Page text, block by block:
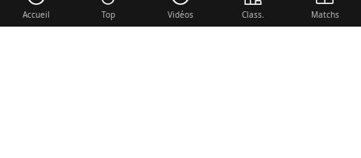
Accueil Top Vidéos Class. Matchs